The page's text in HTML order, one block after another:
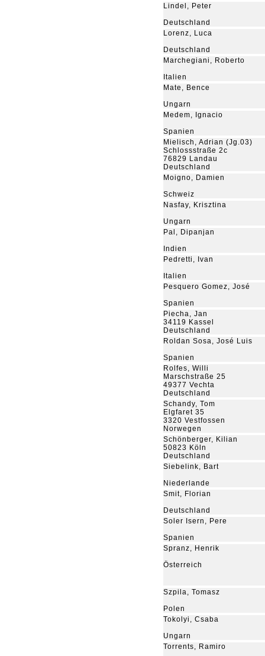
Lindel, Peter
Deutschland
Lorenz, Luca
Deutschland
Marchegiani, Roberto
Italien
Mate, Bence
Ungarn
Medem, Ignacio
Spanien
Mielisch, Adrian (Jg.03)
Schlossstraße 2c
76829 Landau
Deutschland
Moigno, Damien
Schweiz
Nasfay, Krisztina
Ungarn
Pal, Dipanjan
Indien
Pedretti, Ivan
Italien
Pesquero Gomez, José
Spanien
Piecha, Jan
34119 Kassel
Deutschland
Roldan Sosa, José Luis
Spanien
Rolfes, Willi
Marschstraße 25
49377 Vechta
Deutschland
Schandy, Tom
Elgfaret 35
3320 Vestfossen
Norwegen
Schönberger, Kilian
50823 Köln
Deutschland
Siebelink, Bart
Niederlande
Smit, Florian
Deutschland
Soler Isern, Pere
Spanien
Spranz, Henrik
Österreich
Szpila, Tomasz
Polen
Tokolyi, Csaba
Ungarn
Torrents, Ramiro